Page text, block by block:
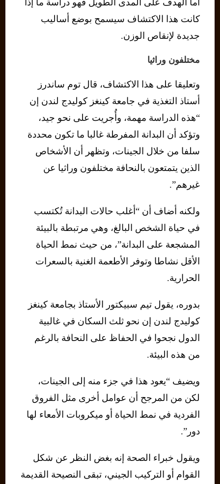
أما الهدف على المدى الطويل فهو دراسة ما إذا
كانت هذا الاكتشاف سيسمح بوضع أساليب
جديدة لإنقاص الوزن.
مختلفون وراثيا
وتعليقا على هذا الاكتشاف، قال توم ساندرز
أستاذ التغذية في جامعة كينغز كوليدج لندن إن
“هذه الدراسة مهمة، وأُجريت على نحو جيد،
وتؤكد أن البدانة المفرطة غالبا ما تكون محددة
سلفا من خلال الجينات، وتظهر أن الأشخاص
الذين يتمتعون بالنحافة مختلفون وراثيا عن
غيرهم”.
ولكنه أضاف أن “أغلب حالات البدانة تُكتسب
في حياة الشخص البالغ، وهي مرتبطة بالبيئة
المشجعة على البدانة”، من حيث نمط الحياة
الأقل نشاطا وتوفر الأطعمة الغنية بالسعرات
الحرارية.
بدوره، يقول تيم سبيكتور الأستاذ بجامعة كينغز
كوليدج لندن إن نحو ثلث السكان في غالبية
الدول نجحوا في الحفاظ على النحافة بالرغم
من هذه البيئة.
ويضيف “يعود هذا في جزء منه إلى الجينات،
لكن من المرجح أن عوامل أخرى مثل الفروق
الفردية في نمط الحياة أو ميكروبات الأمعاء لها
دور”.
ويقول خبراء الصحة إنه بغض النظر عن شكل
القوام أو التركيب الجيني، تبقى النصيحة القديمة